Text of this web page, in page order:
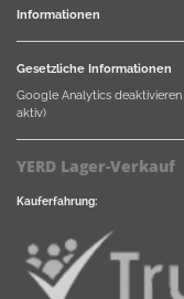
Informationen
Gesetzliche Informationen
Google Analytics deaktivieren
aktiv)
YERD Lager-Verkauf
Kauferfahrung: